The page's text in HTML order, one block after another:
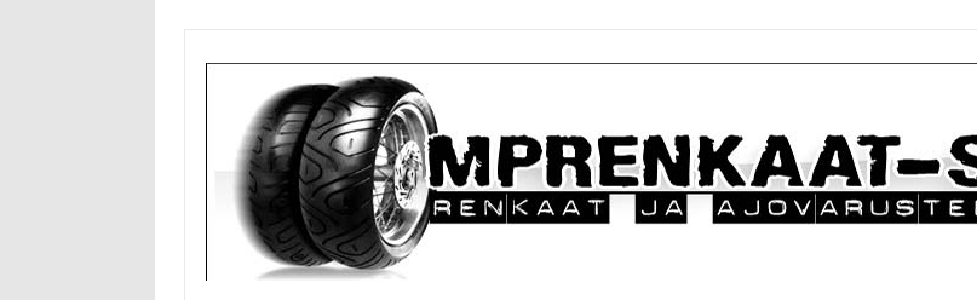
content